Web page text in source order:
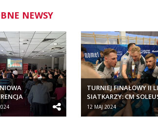
NEWSY
PZPS DLA
SZCZEBLA...
TURNIEJ FINAŁOWY II
SIATKARZY: CM
KLUB SPORTOWY...
12 MAJ 2024